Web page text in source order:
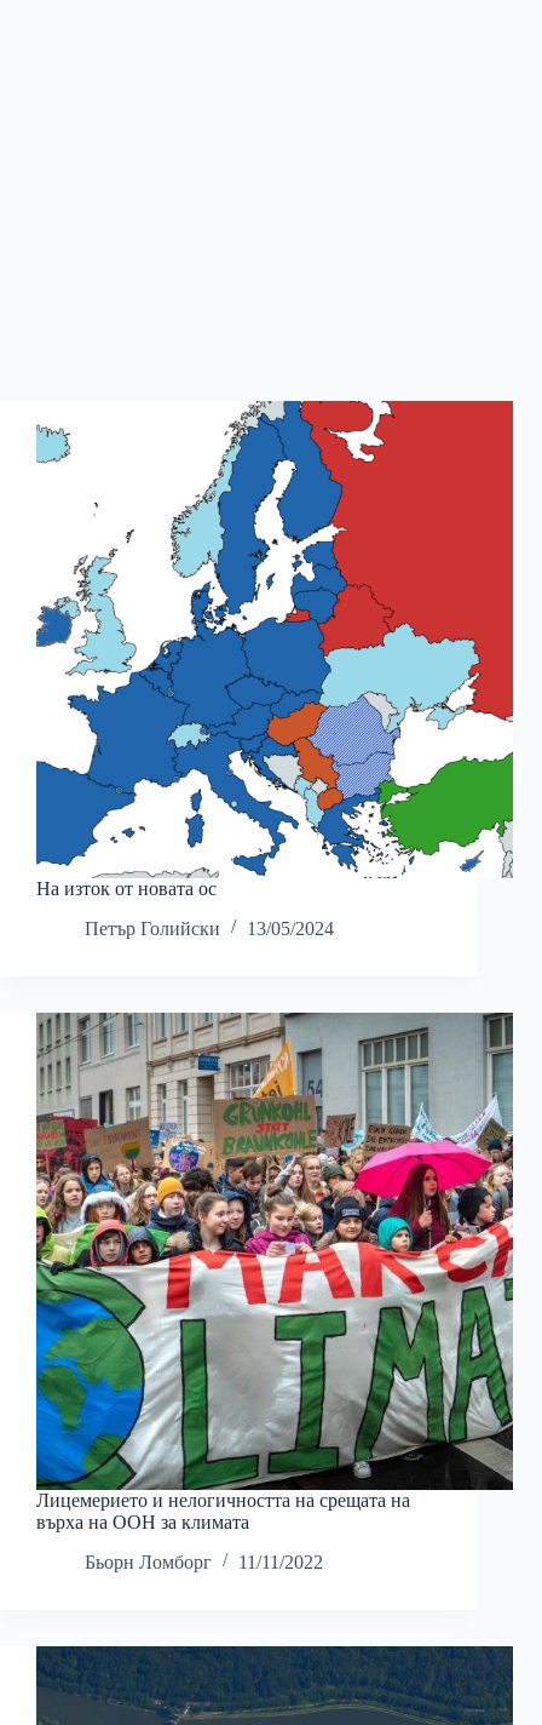
На изток от новата ос
Петър Голийски
13/05/2024
Лицемерието и нелогичността на срещата на
върха на ООН за климата
Бьорн Ломборг
11/11/2022